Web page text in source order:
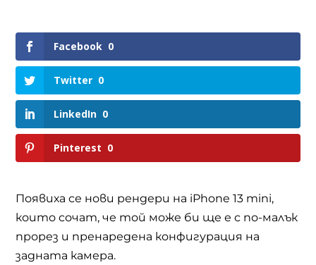
Facebook 0
Twitter 0
LinkedIn 0
Pinterest 0
Появиха се нови рендери на iPhone 13 mini,
които сочат, че той може би ще е с по-малък
прорез и пренаредена конфигурация на
задната камера.